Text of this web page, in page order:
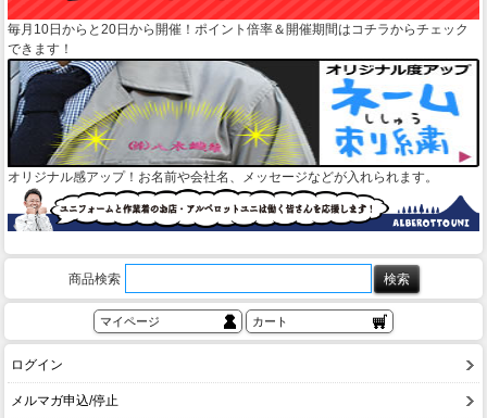
毎月10日からと20日から開催！ポイント倍率＆開催期間はコチラからチェック
できます！
オリジナル感アップ！お名前や会社名、メッセージなどが入れられます。
商品検索
マイページ カート
ログイン
メルマガ申込/停止